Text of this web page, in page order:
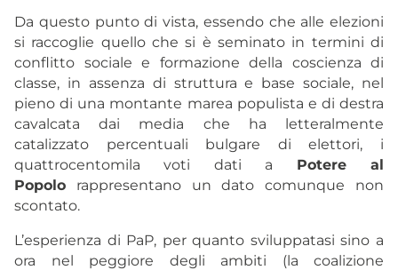
Da questo punto di vista, essendo che alle elezioni
si raccoglie quello che si è seminato in termini di
conflitto sociale e formazione della coscienza di
classe, in assenza di struttura e base sociale, nel
pieno di una montante marea populista e di destra
cavalcata dai media che ha letteralmente
catalizzato percentuali bulgare di elettori, i
quattrocentomila voti dati a Potere al
Popolo rappresentano un dato comunque non
scontato.
L’esperienza di PaP, per quanto sviluppatasi sino a
ora nel peggiore degli ambiti (la coalizione